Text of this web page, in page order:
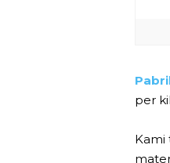
per
Kami